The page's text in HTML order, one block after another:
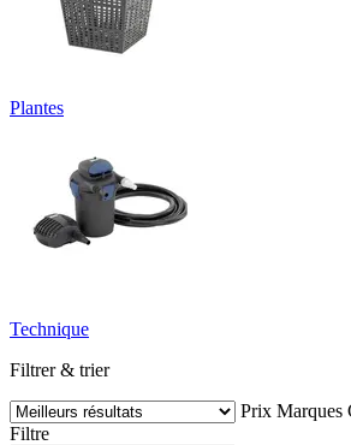
Plantes
Technique
Filtrer & trier
Prix Marques
Filtre